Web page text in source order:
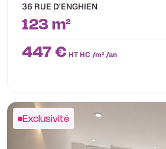
36 RUE D'ENGHIEN
123 m²
447 € HT HC /m² /an
Exclusivité